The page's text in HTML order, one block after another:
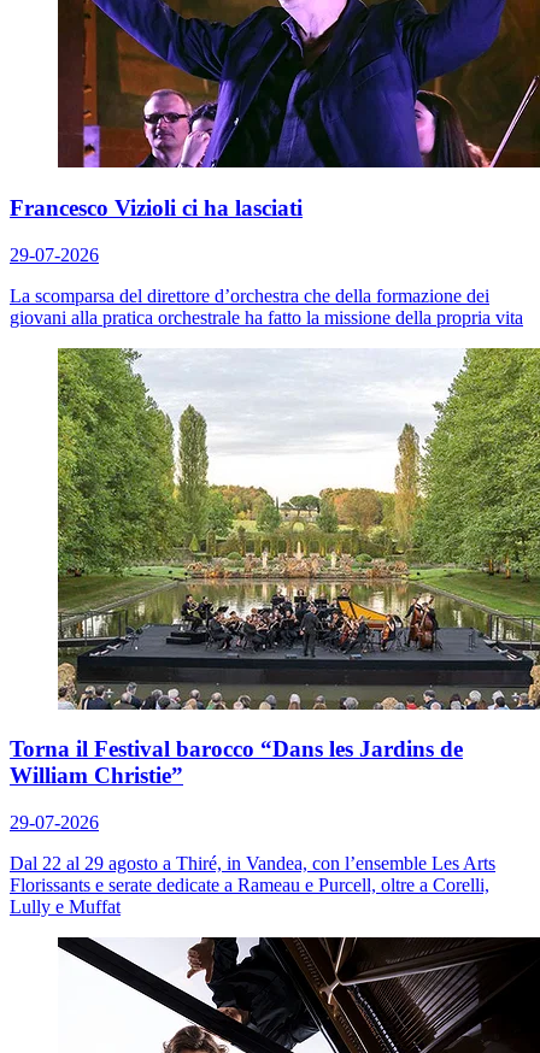
Francesco Vizioli ci ha lasciati
29-07-2026
La scomparsa del direttore d’orchestra che della formazione dei
giovani alla pratica orchestrale ha fatto la missione della propria vita
Torna il Festival barocco “Dans les Jardins de
William Christie”
29-07-2026
Dal 22 al 29 agosto a Thiré, in Vandea, con l’ensemble Les Arts
Florissants e serate dedicate a Rameau e Purcell, oltre a Corelli,
Lully e Muffat